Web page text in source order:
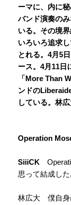
ーマに、内に
バンド演奏の
いる。その境
いろいろ追求
とれる。4月5
ース。4月11日
「More Than
ンドの
している。林
Operation
SiiiCK
思って結成し
林広大 僕自身